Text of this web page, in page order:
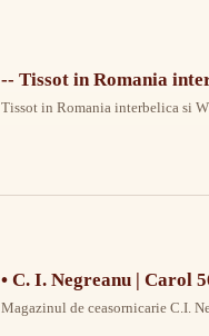
-- Tissot in Romania
Tissot in Romania interbelica si
• C. I. Negreanu | Carol
Magazinul de ceasornicarie C.I.